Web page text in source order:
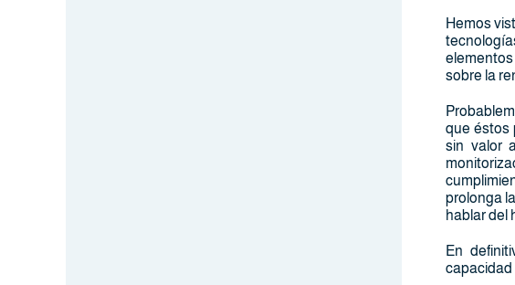
Hemos
sobre la
que éstos
sin valor
prolonga
hablar del
En
capacidad